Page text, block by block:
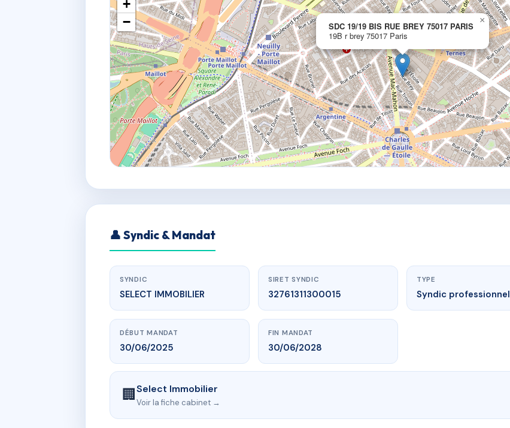
www.vme.plus/AC5509211
SDC 19/19 BIS RUE BREY 75017 PARIS
19B r brey75017 Paris
SDC 19/19 BIS RUE BREY 75017 PARIS
19B r brey 75017 Paris
×
+
−
👤 Syndic & Mandat
SYNDIC
SELECT IMMOBILIER
SIRET SYNDIC
32761311300015
TYPE
Syndic professionnel
DÉBUT MANDAT
30/06/2025
FIN MANDAT
30/06/2028
🏢Select Immobilier
Voir la fiche cabinet →